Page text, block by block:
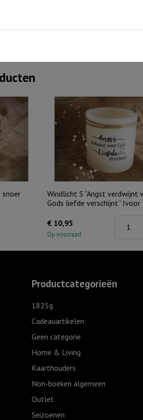
informatie
met aansprekende tekst, voor elk
snoer
Windlicht S “Angst verdwijnt
Gods liefde verschijnt” Ivoor
€ 10,95
Op voorraad
Gods
Productcategorieën
1825g
Cadeauartikelen
Geen categorie
Home & Living
Kaarthouders
Non-boeken algemeen
Outlet
Seizoenen